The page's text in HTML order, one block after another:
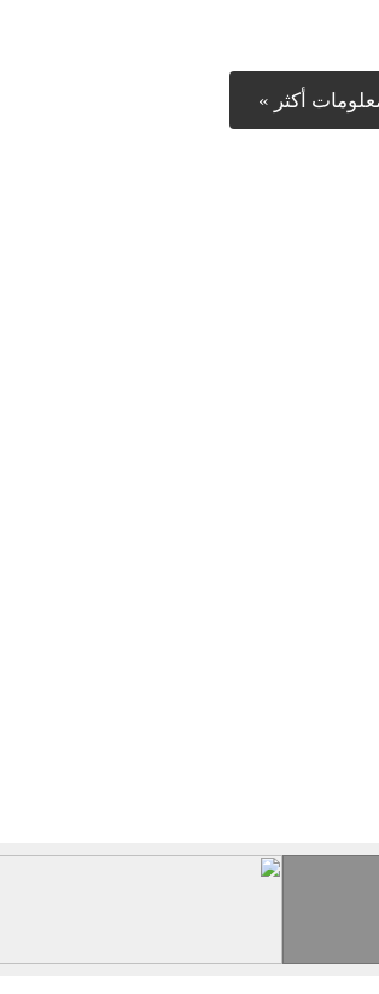
أكثر »